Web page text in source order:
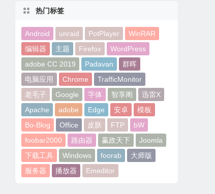
热门标签
Android unraid PotPlayer
WinRAR
编辑器
主题 Firefox
WordPress
adobe CC 2019
Padavan
群晖
电脑应用
Chrome
TrafficMonitor
老毛子
Google 字体 智享阁
迅雷X
Apache
adobe Edge 安卓
模板
Bo-Blog
Office 皮肤 FTP
bW
foobar2000
路由器 赢政天下
Joomla
下载工具
Windows foorab
大师版
服务器
播放器 Emeditor